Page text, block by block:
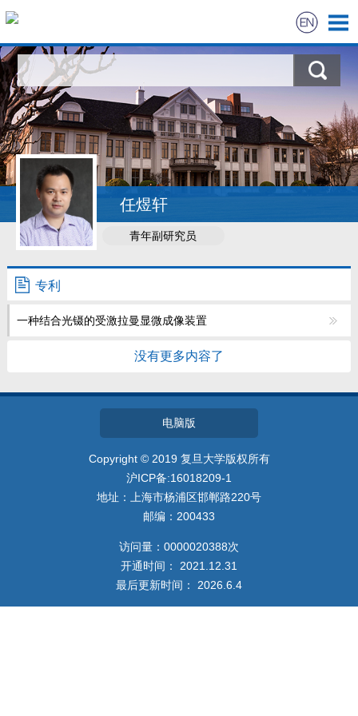
首页
科学研究
教学研究
获奖信息
招生信息
学生信息
我的相册
任煜轩
青年副研究员
专利
一种结合光镊的受激拉曼显微成像装置
没有更多内容了
电脑版
​Copyright © 2019 复旦大学版权所有
沪ICP备:16018209-1
地址：上海市杨浦区邯郸路220号
邮编：200433
访问量： 0000020388次
开通时间： 2021 12 31
最后更新时间： 2026 6 4